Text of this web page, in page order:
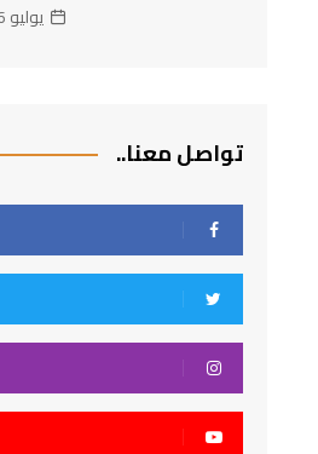
يوليو 16, 2026
تواصل معنا..